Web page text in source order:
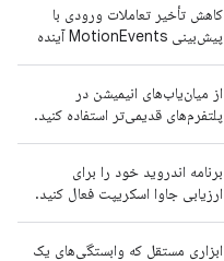
کاهش تأخیر تعاملات ورودی با
پیش‌بینی MotionEvents آینده
از میان‌یاب‌های انیمیشن در
پلتفرم‌های قدیمی‌تر استفاده کنید.
برنامه اندروید خود را برای
ارزیابی جاوا اسکریپت فعال کنید.
ابزاری مستقل که وابستگی‌های یک